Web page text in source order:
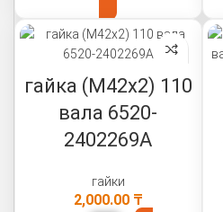
гайка (М42х2) 110
вала 6520-
2402269А
гайки
2,000.00 ₸